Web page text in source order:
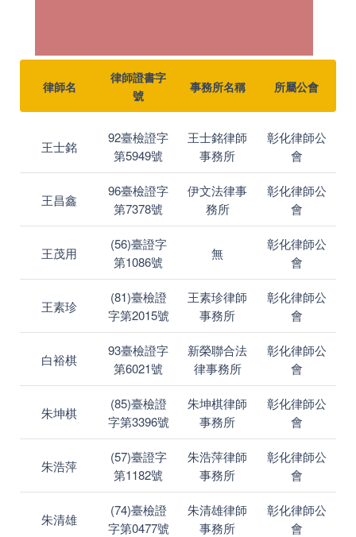
律師名
律師證書字
號
事務所名稱 所屬公會
王士銘
92臺檢證字
第5949號
王士銘律師
事務所
彰化律師公
會
王昌鑫
96臺檢證字
第7378號
伊文法律事
務所
彰化律師公
會
王茂用
(56)臺證字
第1086號
無
彰化律師公
會
王素珍
(81)臺檢證
字第2015號
王素珍律師
事務所
彰化律師公
會
白裕棋
93臺檢證字
第6021號
新榮聯合法
律事務所
彰化律師公
會
朱坤棋
(85)臺檢證
字第3396號
朱坤棋律師
事務所
彰化律師公
會
朱浩萍
(57)臺證字
第1182號
朱浩萍律師
事務所
彰化律師公
會
朱清雄
(74)臺檢證
字第0477號
朱清雄律師
事務所
彰化律師公
會